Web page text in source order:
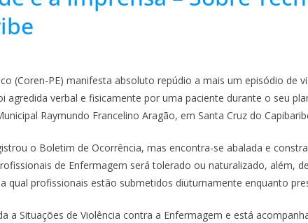
(Coren-PE) manifesta absoluto repúdio a mais um episódio de
agredida verbal e fisicamente por uma paciente durante o seu
Raymundo Francelino Aragão, em Santa Cruz do
o Boletim de Ocorrência, mas encontra-se abalada e
de Enfermagem será tolerado ou naturalizado, além,
qual profissionais estão submetidos diuturnamente enquanto
a Situações de Violência contra a Enfermagem e está